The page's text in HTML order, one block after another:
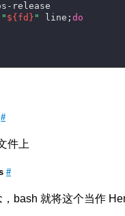
release
" ${fd} " line;do
#
件上
#
bash 就将这个当作